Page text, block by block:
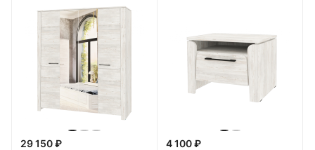
29 150 ₽
4 100 ₽